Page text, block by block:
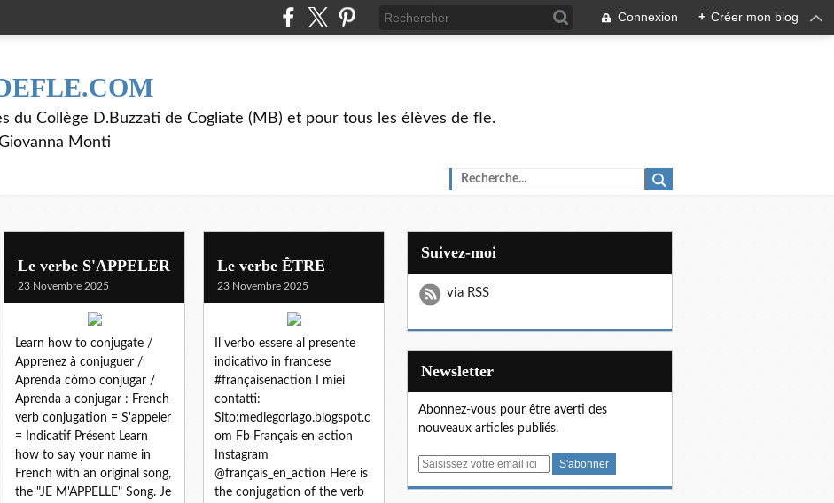
Connexion + Créer mon blog
du Collège D.Buzzati de Cogliate (MB) et pour tous les élèves de fle.
Monti
Le verbe S'APPELER
23 Novembre 2025
Learn how to conjugate /
Apprenez à conjuguer /
Aprenda cómo conjugar /
Aprenda a conjugar : French
verb conjugation = S'appeler
= Indicatif Présent Learn
how to say your name in
French with an original song,
the "JE M'APPELLE" Song. Je
Le verbe ÊTRE
23 Novembre 2025
Il verbo essere al presente
indicativo in francese
#françaisenaction I miei
contatti:
Sito:mediegorlago.blogspot.c
om Fb Français en action
Instagram
@français_en_action Here is
the conjugation of the verb
Suivez-moi
via RSS
Newsletter
Abonnez-vous pour être averti des
nouveaux articles publiés.
E